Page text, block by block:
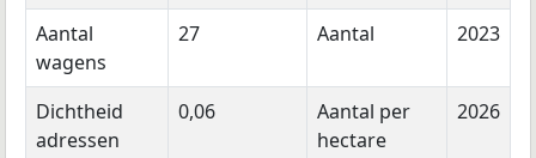
Aantal
wagens
27 Aantal 2023
Dichtheid
adressen
0,06
Aantal per
hectare
2026